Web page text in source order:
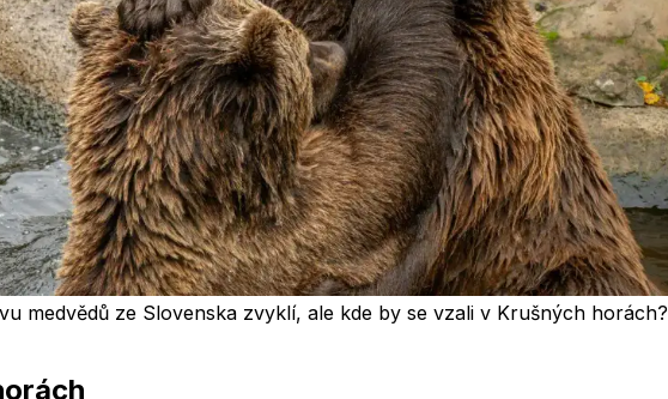
medvědů ze Slovenska zvyklí, ale kde by se vzali v Krušných horách?